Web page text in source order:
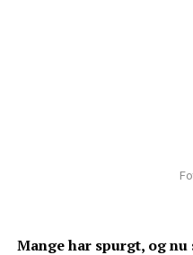
Mange har spurgt, og